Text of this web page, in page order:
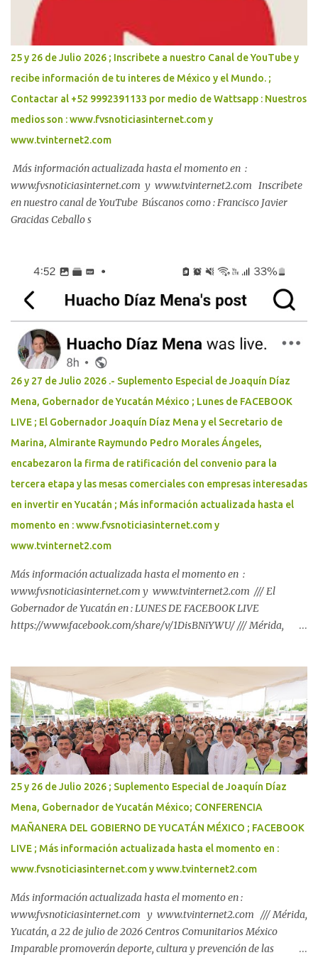
paso al Plan Bienestar Metropolitano y a una agenda conjunta
para garantizar agua suficiente, vialidades seguras y mayor
protección para las familias. Con la participación de más de 600
vecinas, vecinos, e...
25 y 26 de Julio 2026 ; Inscribete a nuestro Canal de YouTube y
recibe información de tu interes de México y el Mundo. ;
Contactar al +52 9992391133 por medio de Wattsapp : Nuestros
medios son : www.fvsnoticiasinternet.com y
www.tvinternet2.com
Más información actualizada hasta el momento en :
www.fvsnoticiasinternet.com y www.tvinternet2.com Inscribete
en nuestro canal de YouTube Búscanos como : Francisco Javier
Gracidas Ceballo s
26 y 27 de Julio 2026 .- Suplemento Especial de Joaquín Díaz
Mena, Gobernador de Yucatán México ; Lunes de FACEBOOK
LIVE ; El Gobernador Joaquín Díaz Mena y el Secretario de
Marina, Almirante Raymundo Pedro Morales Ángeles,
encabezaron la firma de ratificación del convenio para la
tercera etapa y las mesas comerciales con empresas interesadas
en invertir en Yucatán ; Más información actualizada hasta el
momento en : www.fvsnoticiasinternet.com y
www.tvinternet2.com
Más información actualizada hasta el momento en :
www.fvsnoticiasinternet.com y www.tvinternet2.com /// El
Gobernador de Yucatán en : LUNES DE FACEBOOK LIVE
https://www.facebook.com/share/v/1DisBNiYWU/ /// Mérida,
yucatecas. El Gobernador Joaquín Díaz Mena puso en marcha la
distribución de paquetes escolares del programa "Bienestar en tu
Escuela", que beneficiará a 264,349 alumnas y alumnos de
primaria y secundaria públicas, para que inicien el próximo ciclo
escolar con las herramientas necesarias para su aprendizaje._
Con una inversión total cercana a 184 millones de pesos, el
Gobernador Joaquín Díaz Mena inició la distribución de paquetes
escolares del programa Bienestar en tu Escuela, que beneficiará a
264 mil 349 alumnas y alumnos de primarias y secundarias
públicas, así como a sus familias. Este esquema respalda la
economía de ...
25 y 26 de Julio 2026 ; Suplemento Especial de Joaquín Díaz
Mena, Gobernador de Yucatán México; CONFERENCIA
MAÑANERA DEL GOBIERNO DE YUCATÁN MÉXICO ; FACEBOOK
LIVE ; Más información actualizada hasta el momento en :
www.fvsnoticiasinternet.com y www.tvinternet2.com
Más información actualizada hasta el momento en :
www.fvsnoticiasinternet.com y www.tvinternet2.com /// Mérida,
Yucatán, a 22 de julio de 2026 Centros Comunitarios México
Imparable promoverán deporte, cultura y prevención de las